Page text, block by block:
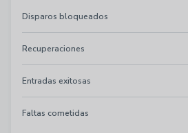
Disparos bloqueados
Recuperaciones
Entradas exitosas
Faltas cometidas